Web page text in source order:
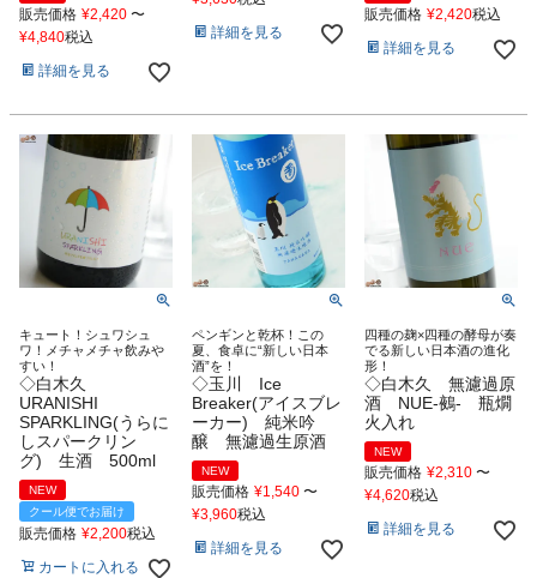
販売価格 ¥2,420 〜
¥4,840税込
詳細を見る
詳細を見る
販売価格 ¥2,420税込
詳細を見る
キュート！シュワシュ
ワ！メチャメチャ飲みや
すい！
◇白木久
URANISHI
SPARKLING(うらに
しスパークリン
グ) 生酒 500ml
NEW
クール便でお届け
販売価格 ¥2,200税込
カートに入れる
ペンギンと乾杯！この
夏、食卓に“新しい日本
酒”を！
◇玉川 Ice
Breaker(アイスブレ
ーカー) 純米吟
醸 無濾過生原酒
NEW
販売価格 ¥1,540 〜
¥3,960税込
詳細を見る
四種の麹×四種の酵母が奏
でる新しい日本酒の進化
形！
◇白木久 無濾過原
酒 NUE-鵺- 瓶燗
火入れ
NEW
販売価格 ¥2,310 〜
¥4,620税込
詳細を見る